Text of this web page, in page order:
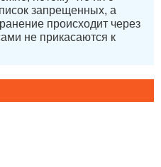
запрещенных, а
происходит через
не прикасаются к